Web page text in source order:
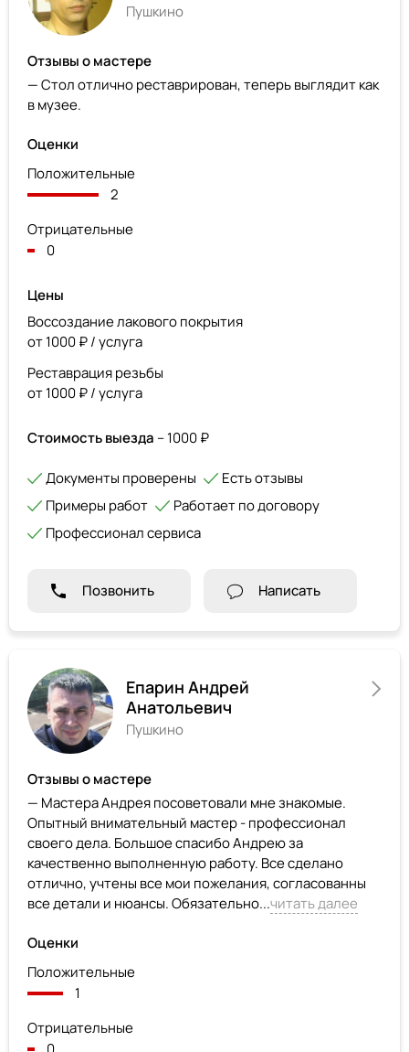
Пушкино
Отзывы о мастере
— Стол отлично реставрирован, теперь выглядит как
в музее.
Оценки
Положительные
2
Отрицательные
0
Цены
Воссоздание лакового покрытия
от 1000 ₽ / услуга
Реставрация резьбы
от 1000 ₽ / услуга
Стоимость выезда – 1000 ₽
Документы проверены
Есть отзывы
Примеры работ
Работает по договору
Профессионал сервиса
Позвонить Написать
Епарин Андрей
Анатольевич
Пушкино
Отзывы о мастере
— Мастера Андрея посоветовали мне знакомые.
Опытный внимательный мастер - профессионал
своего дела. Большое спасибо Андрею за
качественно выполненную работу. Все сделано
отлично, учтены все мои пожелания, согласованны
все детали и нюансы. Обязательно...читать далее
Оценки
Положительные
1
Отрицательные